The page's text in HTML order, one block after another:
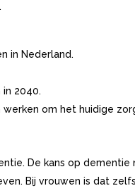
in Nederland.
2040.
om het huidige
De kans op
Bij vrouwen is dat